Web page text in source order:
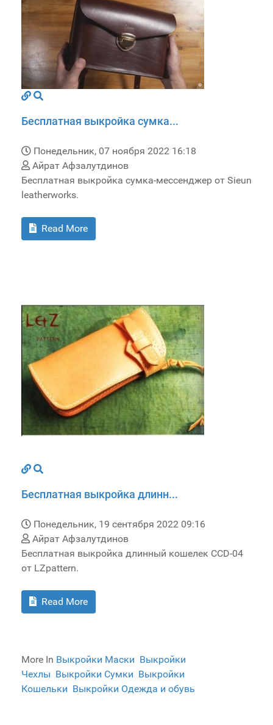
Бесплатная выкройка сумка...
Понедельник, 07 ноября 2022 16:18
Айрат Афзалутдинов
Бесплатная выкройка сумка-мессенджер от Sieun
leatherworks.
Read More
Бесплатная выкройка длинн...
Понедельник, 19 сентября 2022 09:16
Айрат Афзалутдинов
Бесплатная выкройка длинный кошелек CCD-04
от LZpattern.
Read More
More In Выкройки Маски Выкройки
Чехлы Выкройки Сумки Выкройки
Кошельки Выкройки Одежда и обувь